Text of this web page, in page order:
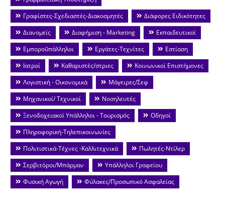
Γραφίστες-Σχεδιαστές-Διακοσμητές
Διάφορες Ειδικότητες
Διανομείς
Διαφήμιση - Marketing
Εκπαιδευτικοί
Εμποροΰπάλληλοι
Εργάτες-Τεχνίτες
Εστίαση
Ιατροί
Καθαριστές/στριες
Κοινωνικοί Επιστήμονες
Λογιστική - Οικονομικά
Μάγειρες/Σεφ
Μηχανικοί/ Τεχνικοί
Νοσηλευτές
Ξενοδοχειακοί Υπάλληλοι - Τουρισμός
Οδηγοί
Πληροφορική-Τηλεπικοινωνίες
Πολιτιστικά-Τέχνες -Καλλιτεχνικά
Πωλητές-Ντίλερ
Σερβιτόροι/Μπάρμαν
Υπάλληλοι Γραφείου
Φυσική Αγωγή
Φύλακες/Προσωπικό Ασφαλείας